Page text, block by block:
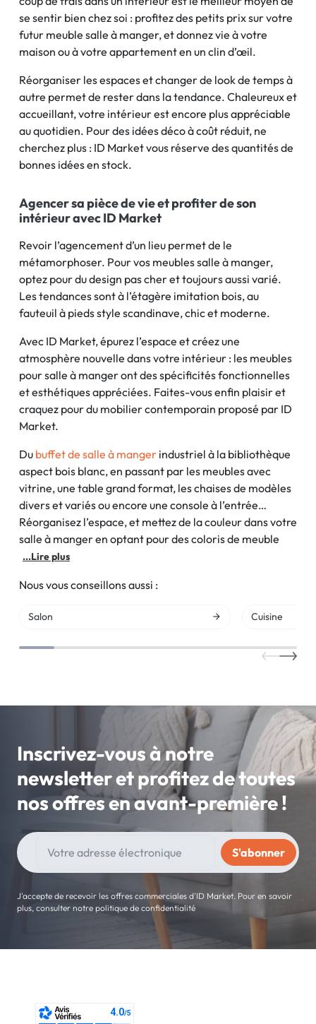
se sentir bien chez soi : profitez des petits prix sur votre
futur meuble salle à manger, et donnez vie à votre
maison ou à votre appartement en un clin d’œil.
Réorganiser les espaces et changer de look de temps à
autre permet de rester dans la tendance. Chaleureux et
accueillant, votre intérieur est encore plus appréciable
au quotidien. Pour des idées déco à coût réduit, ne
cherchez plus : ID Market vous réserve des quantités de
bonnes idées en stock.
Agencer sa pièce de vie et profiter de son
intérieur avec ID Market
Revoir l’agencement d’un lieu permet de le
métamorphoser. Pour vos meubles salle à manger,
optez pour du design pas cher et toujours aussi varié.
Les tendances sont à l’étagère imitation bois, au
fauteuil à pieds style scandinave, chic et moderne.
Avec ID Market, épurez l’espace et créez une
atmosphère nouvelle dans votre intérieur : les meubles
pour salle à manger ont des spécificités fonctionnelles
et esthétiques appréciées. Faites-vous enfin plaisir et
craquez pour du mobilier contemporain proposé par ID
Market.
Du buffet de salle à manger industriel à la bibliothèque
aspect bois blanc, en passant par les meubles avec
vitrine, une table grand format, les chaises de modèles
divers et variés ou encore une console à l’entrée…
Réorganisez l’espace, et mettez de la couleur dans votre
salle à manger en optant pour des coloris de meuble
...Lire plus
Nous vous conseillons aussi :
Salon Cuisine
Inscrivez-vous à notre
newsletter et profitez de toutes
nos offres en avant-première !
J'accepte de recevoir les offres commerciales d'ID Market. Pour en savoir
plus, consulter notre politique de confidentialité